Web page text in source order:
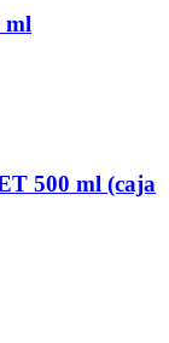
ml
500 ml (caja